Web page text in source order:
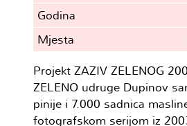
Godina
Mjesta
Projekt ZAZIV ZELENOG
ZELENO udruge Dupinov
pinije i 7.000 sadnica
fotografskom serijom iz